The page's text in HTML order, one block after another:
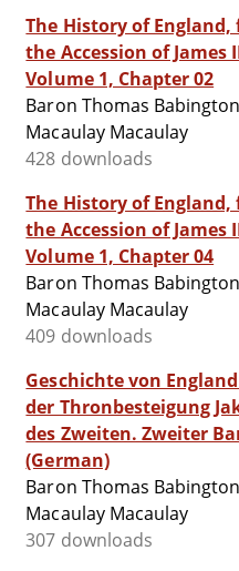
The History of England,
the Accession of James
Volume 1, Chapter 02
Baron Thomas Babington
Macaulay Macaulay
428 downloads
The History of England,
the Accession of James
Volume 1, Chapter 04
Baron Thomas Babington
Macaulay Macaulay
409 downloads
Geschichte von
der Thronbesteigung
des Zweiten. Zweiter
(German)
Baron Thomas Babington
Macaulay Macaulay
307 downloads